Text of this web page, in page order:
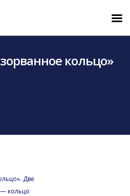
кольцо»
Две
кольцо